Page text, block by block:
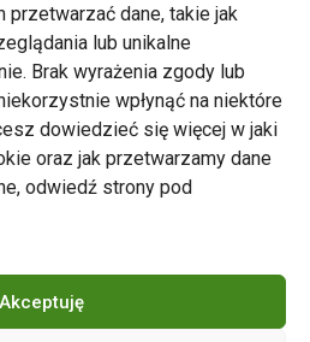
dane, takie jak
lub unikalne
Brak wyrażenia zgody lub
wpłynąć na niektóre
dowiedzieć się więcej w jaki
oraz jak przetwarzamy dane
odwiedź strony pod
Akceptuję
w Poznaniu
Poznań